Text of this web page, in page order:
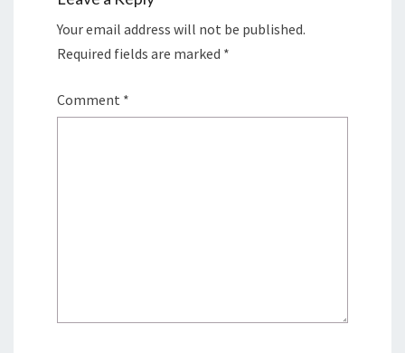
Your email address will not be published.
Required fields are marked *
Comment *